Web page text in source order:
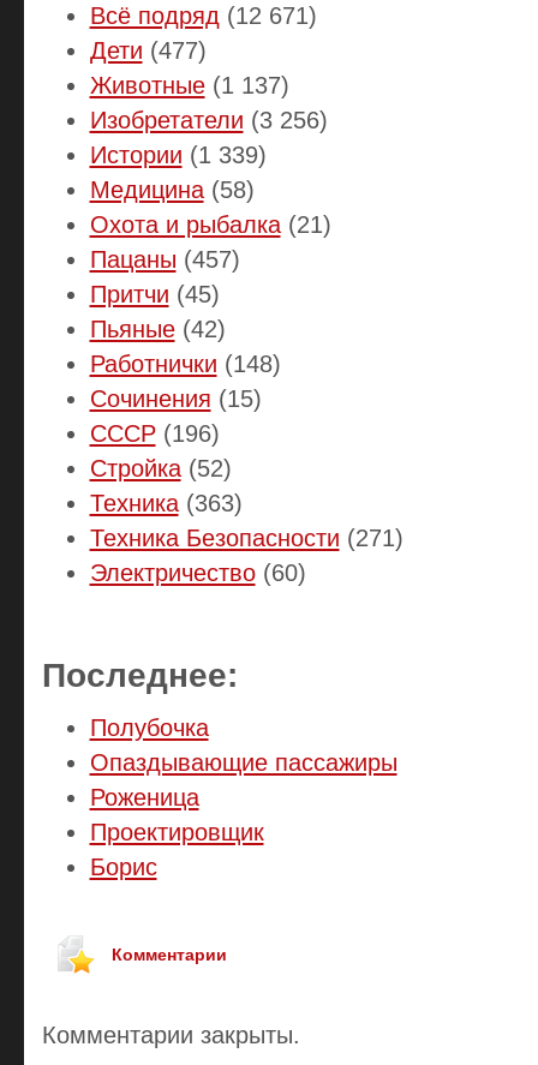
Всё подряд (12 671)
Дети (477)
Животные(1 137)
Изобретатели (3 256)
Истории (1 339)
Медицина(58)
Охота и рыбалка(21)
Пацаны (457)
Притчи (45)
Пьяные(42)
Работнички (148)
Сочинения (15)
СССР(196)
Стройка(52)
Техника(363)
Техника Безопасности (271)
Электричество(60)
Последнее:
Полубочка
Опаздывающие пассажиры
Роженица
Проектировщик
Борис
Комментарии
Комментарии закрыты.